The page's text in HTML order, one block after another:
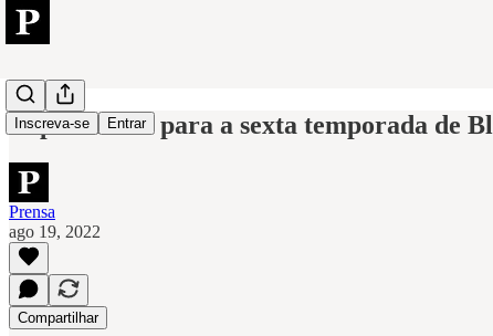
Inscreva-se Entrar
Expectativas para a sexta temporada de
Prensa
ago 19, 2022
Compartilhar